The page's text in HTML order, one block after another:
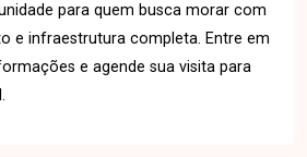
para quem busca morar com
e infraestrutura completa. Entre em
e agende sua visita para